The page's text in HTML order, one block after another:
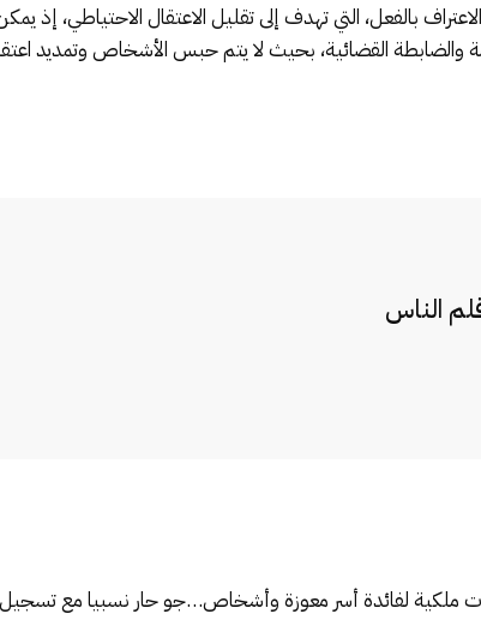
بالفعل، التي تهدف إلى تقليل الاعتقال الاحتياطي،
والضابطة القضائية، بحيث لا يتم حبس الأشخاص وتمديد
الناس
ملكية لفائدة أسر معوزة وأشخاص…جو حار نسبيا مع